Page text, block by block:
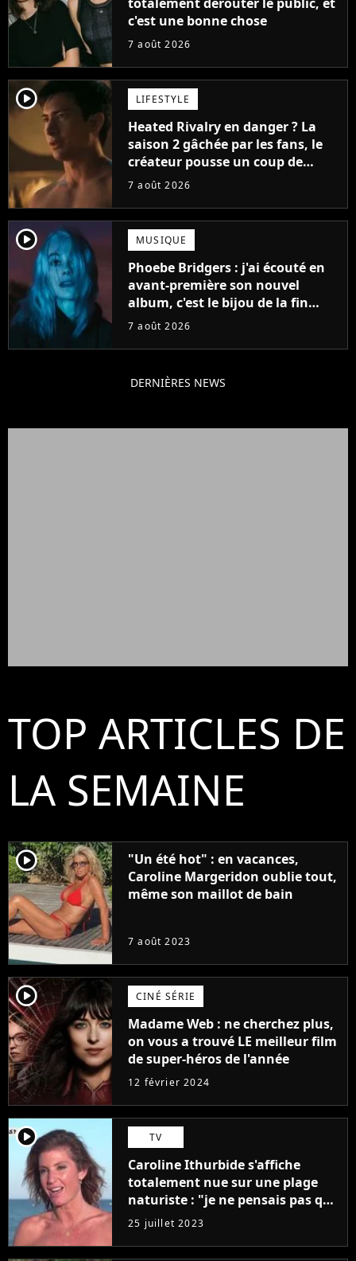
c'est une bonne chose
7 août 2026
player2 LIFESTYLE
Heated Rivalry en danger ? La
saison 2 gâchée par les fans, le
créateur pousse un coup de
gueule
7 août 2026
player2 MUSIQUE
Phoebe Bridgers : j'ai écouté en
avant-première son nouvel
album, c'est le bijou de la fin
d'été
7 août 2026
DERNIÈRES NEWS
TOP ARTICLES DE
LA SEMAINE
player2
"Un été hot" : en vacances,
Caroline Margeridon oublie tout,
même son maillot de bain
7 août 2023
player2 CINÉ SÉRIE
Madame Web : ne cherchez plus,
on vous a trouvé LE meilleur film
de super-héros de l'année
12 février 2024
player2 TV
Caroline Ithurbide s'affiche
totalement nue sur une plage
naturiste : "je ne pensais pas que
j'arriverais à le faire..."
25 juillet 2023